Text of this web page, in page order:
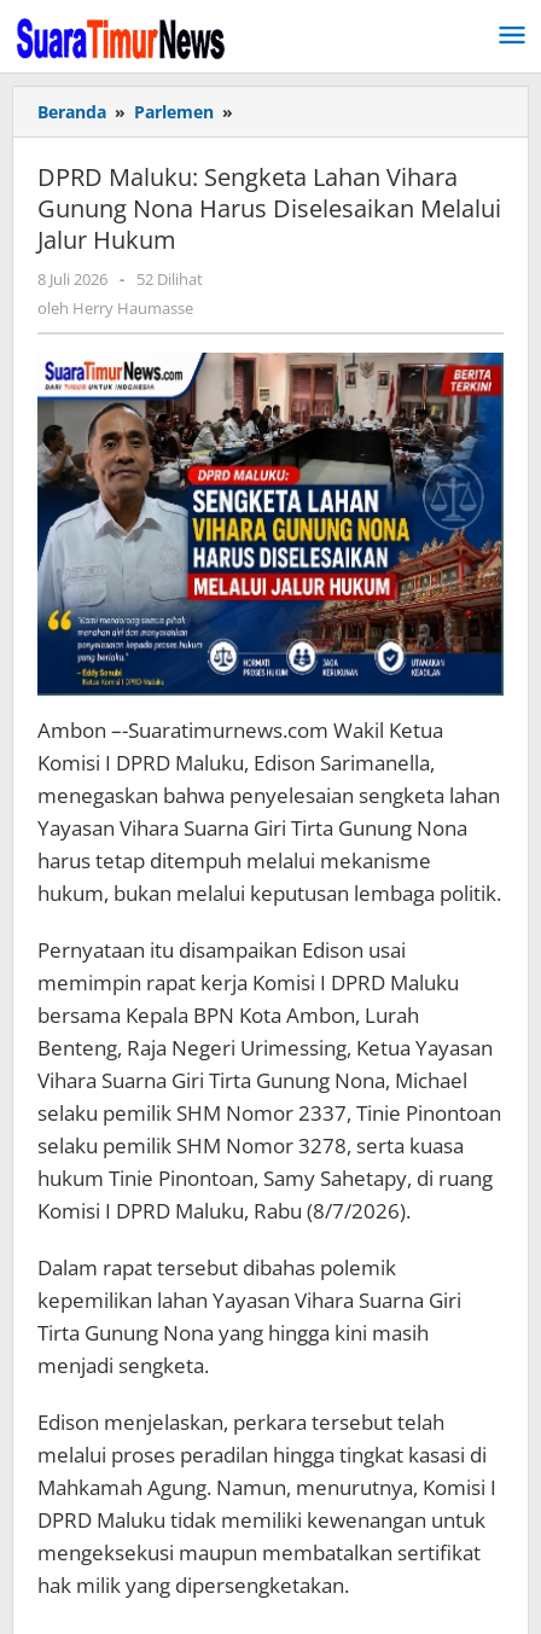
Lewati
ke
konten
Beranda » Parlemen »
Maluku:
Sengketa
Lahan
Vihara
Melalui
Jalur
Hukum
DPRD Maluku: Sengketa Lahan Vihara
Gunung Nona Harus Diselesaikan Melalui
Jalur Hukum
8 Juli 2026 oleh
Herry
-
52 Dilihat
oleh Herry Haumasse
Ambon –-Suaratimurnews.com Wakil Ketua
Komisi I DPRD Maluku, Edison Sarimanella,
menegaskan bahwa penyelesaian sengketa lahan
Yayasan Vihara Suarna Giri Tirta Gunung Nona
harus tetap ditempuh melalui mekanisme
hukum, bukan melalui keputusan lembaga politik.
Pernyataan itu disampaikan Edison usai
memimpin rapat kerja Komisi I DPRD Maluku
bersama Kepala BPN Kota Ambon, Lurah
Benteng, Raja Negeri Urimessing, Ketua Yayasan
Vihara Suarna Giri Tirta Gunung Nona, Michael
selaku pemilik SHM Nomor 2337, Tinie Pinontoan
selaku pemilik SHM Nomor 3278, serta kuasa
hukum Tinie Pinontoan, Samy Sahetapy, di ruang
Komisi I DPRD Maluku, Rabu (8/7/2026).
Dalam rapat tersebut dibahas polemik
kepemilikan lahan Yayasan Vihara Suarna Giri
Tirta Gunung Nona yang hingga kini masih
menjadi sengketa.
Edison menjelaskan, perkara tersebut telah
melalui proses peradilan hingga tingkat kasasi di
Mahkamah Agung. Namun, menurutnya, Komisi I
DPRD Maluku tidak memiliki kewenangan untuk
mengeksekusi maupun membatalkan sertifikat
hak milik yang dipersengketakan.